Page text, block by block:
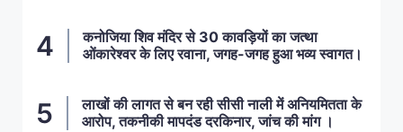
कनोजिया शिव मंदिर से 30 कावड़ियों का जत्था
ओंकारेश्वर के लिए रवाना, जगह-जगह हुआ भव्य स्वागत।
लाखों की लागत से बन रही सीसी नाली में अनियमितता के
आरोप, तकनीकी मापदंड दरकिनार, जांच की मांग ।